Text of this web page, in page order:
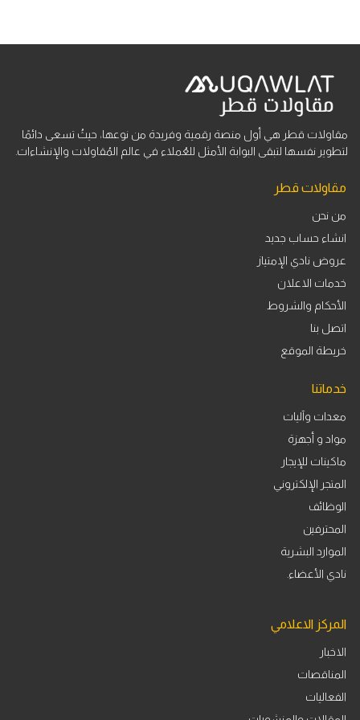
مقاولات قطر هي أول منصة رقمية وفريدة من نوعها، حيثُ تسعى دائمًا
لتطوير نفسها لتبقى البوابة الأمثل للعُملاء في عالم المُقاولات والإنشاءات.
مقاولات قطر
من نحن
انشاء حساب جديد
عروض نادي الإمتياز
خدمات الاعلان
الأحكام والشروط
اتصل بنا
خريطة الموقع
خدماتنا
معدات وآليات
مواد و أجهزة
ماكينات للإيجار
المتجر الإلكتروني
الوظائف
المحترفين
الموارد البشرية
نادي الأعضاء.
المركز الاعلامي
الاخبار
المناقصات
الفعاليات